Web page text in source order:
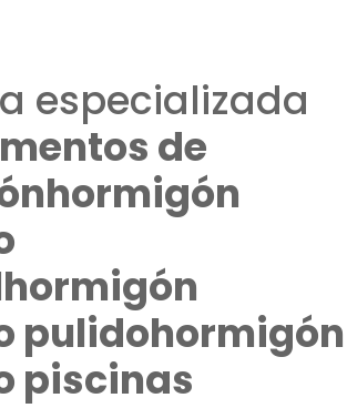
especializada
de
hormigón
hormigón
pulidohormigón
piscinas